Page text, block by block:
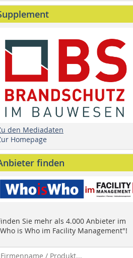
den Mediadaten
Homepage
finden
Sie mehr als 4.000 Anbieter im
is Who im Facility Management"!